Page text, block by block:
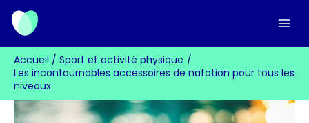
Aller
contenu
Accueil
Sport et activité physique
Les incontournables accessoires de natation pour tous les
niveaux